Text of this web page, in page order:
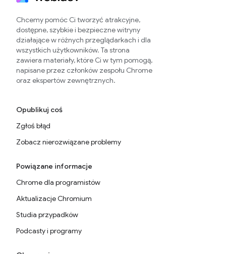
Chcemy pomóc Ci tworzyć atrakcyjne,
dostępne, szybkie i bezpieczne witryny
działające w różnych przeglądarkach i dla
wszystkich użytkowników. Ta strona
zawiera materiały, które Ci w tym pomogą,
napisane przez członków zespołu Chrome
oraz ekspertów zewnętrznych.
Opublikuj coś
Zgłoś błąd
Zobacz nierozwiązane problemy
Powiązane informacje
Chrome dla programistów
Aktualizacje Chromium
Studia przypadków
Podcasty i programy